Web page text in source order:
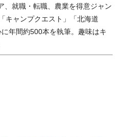
、就職・転職、農業を得意ジャン
キャンプクエスト」「北海道
年間約500本を執筆。趣味はキ